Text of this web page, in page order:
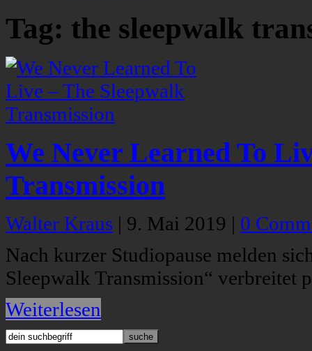
Tag: the sleepwalk
We Never Learned To
Transmission
Walter Kraus | 9. Mai 2019 | 0
Nach kurzer Studiopause melden
Sleepwalk Transmission“ verbreitet
Weiterlesen